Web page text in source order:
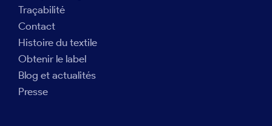
Traçabilité
Contact
Histoire du textile
Obtenir le label
Blog et actualités
Presse